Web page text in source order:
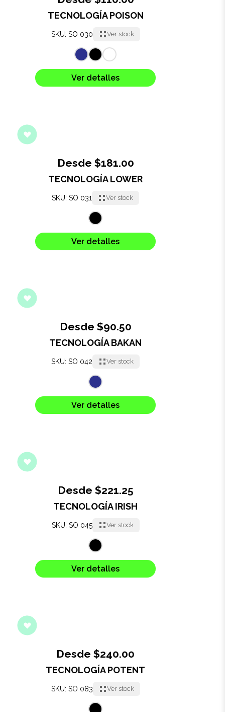
Tecnología
Llaveros
Herramientas
Mascotas
TECNOLOGÍA POISON
SKU: SO 030 Ver stock
Ver detalles
Desde $181.00
TECNOLOGÍA LOWER
SKU: SO 031 Ver stock
Ver detalles
Desde $90.50
TECNOLOGÍA BAKAN
SKU: SO 042 Ver stock
Ver detalles
Desde $221.25
TECNOLOGÍA IRISH
SKU: SO 045 Ver stock
Ver detalles
Desde $240.00
TECNOLOGÍA POTENT
SKU: SO 083 Ver stock